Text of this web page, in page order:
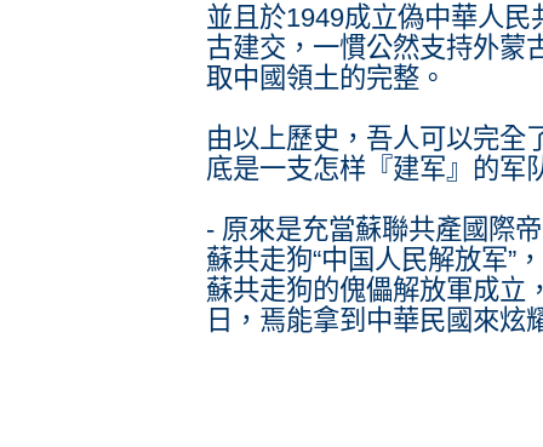
並且於1949成立偽中華人
古建交，一慣公然支持外蒙
取中國領土的完整。
由以上歷史，吾人可以完全
底是一支怎样『建军』的军
- 原來是充當蘇聯共產國際
蘇共走狗“中国人民解放军”
蘇共走狗的傀儡解放軍成立
日，焉能拿到中華民國來炫